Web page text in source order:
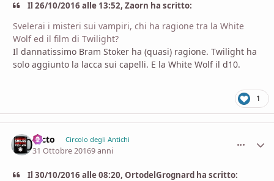
Il 26/10/2016 alle 13:52, Zaorn ha scritto:
Svelerai i misteri sui vampiri, chi ha ragione tra la White
Wolf ed il film di Twilight?
Il dannatissimo Bram Stoker ha (quasi) ragione. Twilight ha
solo aggiunto la lacca sui capelli. E la White Wolf il d10.
1
Nicto Circolo degli Antichi
31 Ottobre 20169 anni
Il 30/10/2016 alle 08:20, OrtodelGrognard ha scritto: